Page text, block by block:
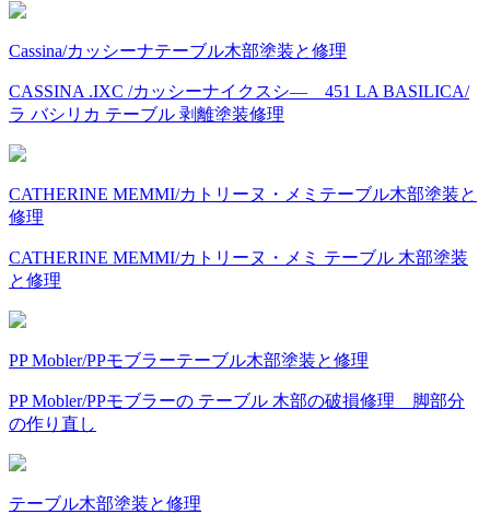
Cassina/カッシーナテーブル木部塗装と修理
CASSINA .IXC /カッシーナイクスシ― 451 LA BASILICA/
ラ バシリカ テーブル 剥離塗装修理
CATHERINE MEMMI/カトリーヌ・メミ テーブル木部塗装と
修理
CATHERINE MEMMI/カトリーヌ・メミ テーブル 木部塗装
と修理
PP Mobler/PPモブラーテーブル木部塗装と修理
PP Mobler/PPモブラーの テーブル 木部の破損修理 脚部分
の作り直し
テーブル木部塗装と修理